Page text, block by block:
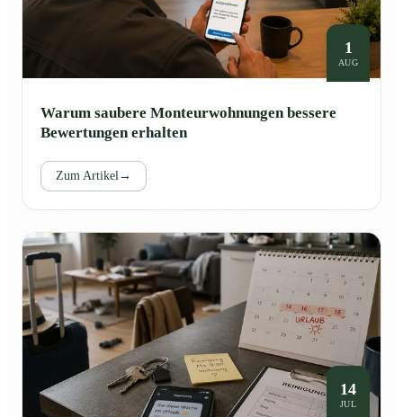
1
AUG
Warum saubere Monteurwohnungen bessere
Bewertungen erhalten
Zum Artikel→
14
JUL